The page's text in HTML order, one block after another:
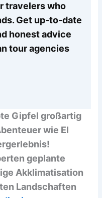
travelers who
Get up-to-date
honest advice
tour agencies
Gipfel großartig
wie El
geplante
Akklimatisation
Landschaften